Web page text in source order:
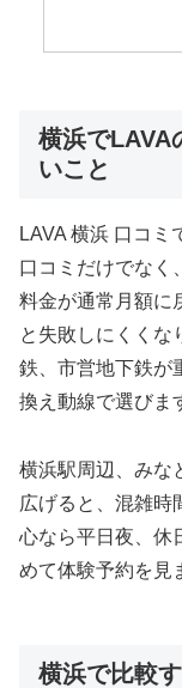
横浜でLAVA
いこと
LAVA 横浜 口コ
口コミだけでなく
料金が通常月額に
と失敗しにくくな
鉄、市営地下鉄が
換え動線で選びま
横浜駅周辺、みな
広げると、混雑時
心なら平日夜、休
めて体験予約を見
横浜で比較